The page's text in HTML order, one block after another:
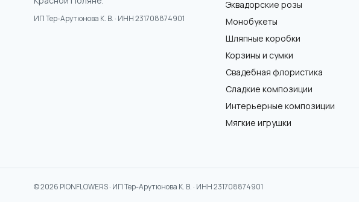
ИП Тер-Арутюнова К. В. · ИНН231708874901
Эквадорские розы
Монобукеты
Шляпные коробки
Корзины и сумки
Свадебная флористика
Сладкие композиции
Интерьерные композиции
Мягкие игрушки
©2026 PIONFLOWERS · ИП Тер-Арутюнова К. В. · ИНН231708874901